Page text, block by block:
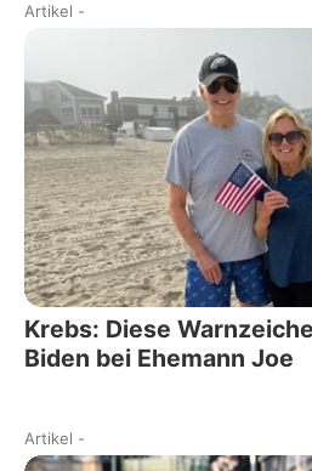
Artikel -
Krebs: Diese
Biden bei Ehemann Joe
Artikel -